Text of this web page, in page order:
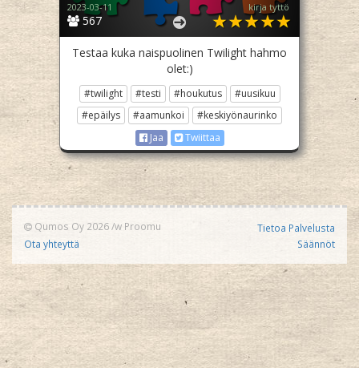
567
2023-03-11 kirja tyttö
Testaa kuka naispuolinen Twilight hahmo
olet:)
#twilight #testi #houkutus
#uusikuu
#epäilys
#aamunkoi
#keskiyönaurinko
Jaa
Twiittaa
Qumos Oy 2026/w Proomu
Ota yhteyttä
Tietoa Palvelusta
Säännöt